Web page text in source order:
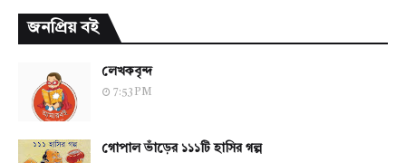
জনপ্রিয় বই
লেখকবৃন্দ
7:53 PM
গোপাল ভাঁড়ের ১১১টি হাসির গল্প